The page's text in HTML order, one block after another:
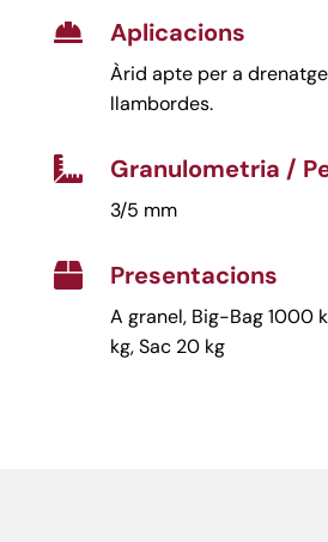
 Aplicacions
Àrid apte per a
llambordes.
 Granulometria /
3/5 mm
 Presentacions
A granel, Big-Bag 1000
kg, Sac 20 kg